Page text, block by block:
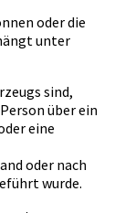
oder die
unter
sind,
über ein
eine
oder nach
wurde.